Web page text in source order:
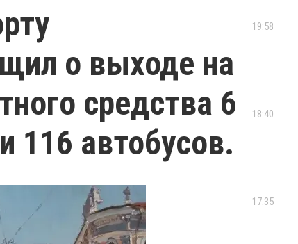
о выходе на
средства 6
116 автобусов.
19:58
18:40
17:35